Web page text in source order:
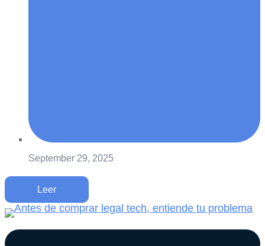
September 29, 2025
Leer